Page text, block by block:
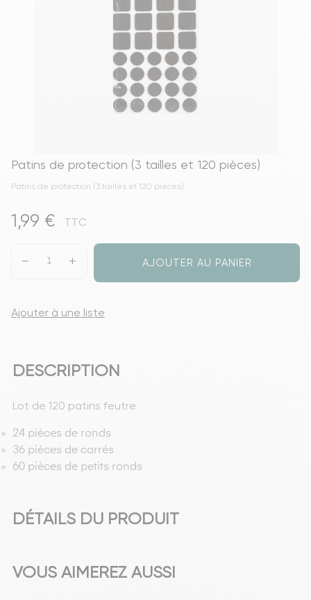
Patins de protection (3 tailles et 120 pièces)
Patins de protection (3 tailles et 120 pièces)
1,99 € TTC
AJOUTER AU PANIER
Ajouter à une liste
DESCRIPTION
Lot de 120 patins feutre
24 pièces de ronds
36 pièces de carrés
60 pièces de petits ronds
DÉTAILS DU PRODUIT
VOUS AIMEREZ AUSSI